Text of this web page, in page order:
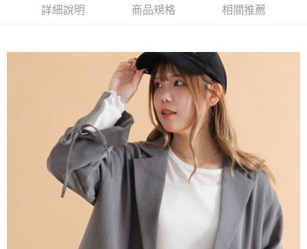
流程，驗證手機門號後，選擇欲分期的期數、繳款截止日，確認付款後即完
消。如遇「轉專審核」未通過狀況，表示未達大哥付你分期系統評分，恕無
1.分期款項不併入電信帳單，「大哥付你分期」於每月結算日後寄送繳費提
2.透過簡訊連結打開帳單後，可選擇「超商條碼／台灣大直營門市／銀行轉
帳／街口支付／iPASS MONEY」等通路繳費。
【注意事項】
1.本服務係由「台灣大哥大股份有限公司」（以下簡稱本公司）所提供，讓
用戶於交易時，得透過本服務購買商品或服務，並由商店將買賣／分期付款
買賣價金債權讓與本公司後，依約使用本公司帳單繳交帳款。
2.基於同意付款使用「大哥付你分期」之契約關係目的，商店將以您的個人
資料（包含姓名、電話或地址）提供予台灣大哥大進項蒐集、處理及利用，
由本公司與您本人進行分期帳單所需資料之確認、核對及更正。
3.完整用戶服務條款，請詳閱以下連結：
https://oppay.tw/userRule
【關於「AFTEE先享後付」】
１．簡單：不需註冊會員、不需綁卡、不需儲值。
２．便利：只要手機號碼，簡訊認證，即可結帳。
３．安心：先確認商品／服務後，再付款。
【「AFTEE先享後付」結帳流程】
１．於結帳方式選擇「AFTEE先享後付」後，將跳轉至「AFTEE先享後付」
結帳頁面，進行簡訊認證並確認金額後，即可完成結帳。
２．訂單成立數日內，您將收到繳費通知簡訊。
３．收到繳費通知簡訊後14天內，點擊此簡訊中的連結，可透過四大超商／
ATM／網路銀行／等多元方式進行付款，方視為交易完成。
※ 請注意：結帳手續完成當下不需立刻繳費，但若您需要取消訂單，請聯絡
購買商品的店家。未經商家同意取消之訂單仍視為有效，需透過AFTEE先享
後付繳納相關費用。
※ 交易是否成功請以「AFTEE先享後付 」之結帳頁面顯示為準，若有關於
是否繳費成功／繳費後需取消欲退款等相關疑問，請聯繫「AFTEE先享後付
https://netprotections.freshdesk.com/support/home
每筆NT$60，滿NT$1,500(含以上)免運費
每筆NT$60，滿NT$1,500(含以上)免運費
萊爾富取貨付款
每筆NT$60，滿NT$1,500(含以上)免運費
每筆NT$60，滿NT$1,500(含以上)免運費
詳細說明 商品規格 相關推薦